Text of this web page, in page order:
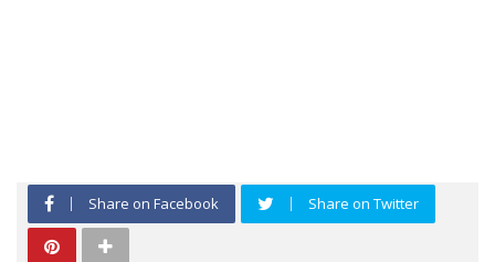
Share on Facebook Share on Twitter